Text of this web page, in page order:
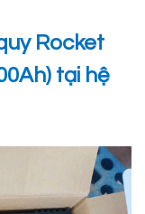
Rocket
tại hệ